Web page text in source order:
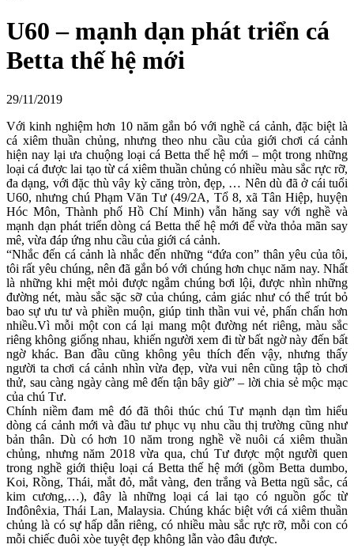
U60 – mạnh dạn phát triển cá
Betta thế hệ mới
29/11/2019
Với kinh nghiệm hơn 10 năm gắn bó với nghề cá cảnh, đặc biệt là
cá xiêm thuần chủng, nhưng theo nhu cầu của giới chơi cá cảnh
hiện nay lại ưa chuộng loại cá Betta thế hệ mới – một trong những
loại cá được lai tạo từ cá xiêm thuần chủng có nhiều màu sắc rực rỡ,
đa dạng, với đặc thù vây kỳ căng tròn, đẹp, … Nên dù đã ở cái tuổi
U60, nhưng chú Phạm Văn Tư (49/2A, Tổ 8, xã Tân Hiệp, huyện
Hóc Môn, Thành phố Hồ Chí Minh) vẫn hăng say với nghề và
mạnh dạn phát triển dòng cá Betta thế hệ mới để vừa thỏa mãn say
mê, vừa đáp ứng nhu cầu của giới cá cảnh.
“Nhắc đến cá cảnh là nhắc đến những “đứa con” thân yêu của tôi,
tôi rất yêu chúng, nên đã gắn bó với chúng hơn chục năm nay. Nhất
là những khi mệt mỏi được ngắm chúng bơi lội, được nhìn những
đường nét, màu sắc sặc sỡ của chúng, cảm giác như có thể trút bỏ
bao sự ưu tư và phiền muộn, giúp tinh thần vui vẻ, phấn chấn hơn
nhiều.Vì mỗi một con cá lại mang một đường nét riêng, màu sắc
riêng không giống nhau, khiến người xem đi từ bất ngờ này đến bất
ngờ khác. Ban đầu cũng không yêu thích đến vậy, nhưng thấy
người ta chơi cá cảnh nhìn vừa đẹp, vừa vui nên cũng tập tò chơi
thử, sau càng ngày càng mê đến tận bây giờ” – lời chia sẻ mộc mạc
của chú Tư.
Chính niềm đam mê đó đã thôi thúc chú Tư mạnh dạn tìm hiểu
dòng cá cảnh mới và đầu tư phục vụ nhu cầu thị trường cũng như
bản thân. Dù có hơn 10 năm trong nghề về nuôi cá xiêm thuần
chủng, nhưng năm 2018 vừa qua, chú Tư được một người quen
trong nghề giới thiệu loại cá Betta thế hệ mới (gồm Betta dumbo,
Koi, Rồng, Thái, mắt đỏ, mắt vàng, đen trắng và Betta ngũ sắc, cá
kim cương,…), đây là những loại cá lai tạo có nguồn gốc từ
Inđônêxia, Thái Lan, Malaysia. Chúng khác biệt với cá xiêm thuần
chủng là có sự hấp dẫn riêng, có nhiều màu sắc rực rỡ, mỗi con có
mỗi chiếc đuôi xòe tuyệt đẹp không lẫn vào đâu được.